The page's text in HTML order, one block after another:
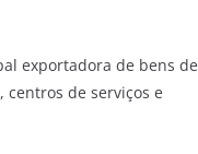
exportadora de bens de
de serviços e